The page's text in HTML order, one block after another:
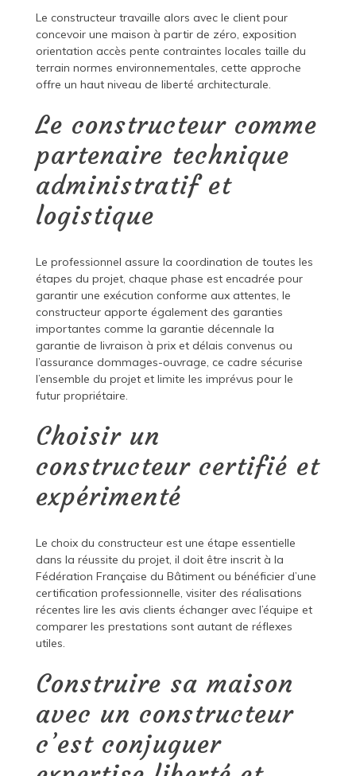
Le constructeur travaille alors avec le client pour
concevoir une maison à partir de zéro, exposition
orientation accès pente contraintes locales taille du
terrain normes environnementales, cette approche
offre un haut niveau de liberté architecturale.
Le constructeur comme
partenaire technique
administratif et
logistique
Le professionnel assure la coordination de toutes les
étapes du projet, chaque phase est encadrée pour
garantir une exécution conforme aux attentes, le
constructeur apporte également des garanties
importantes comme la garantie décennale la
garantie de livraison à prix et délais convenus ou
l’assurance dommages-ouvrage, ce cadre sécurise
l’ensemble du projet et limite les imprévus pour le
futur propriétaire.
Choisir un
constructeur certifié et
expérimenté
Le choix du constructeur est une étape essentielle
dans la réussite du projet, il doit être inscrit à la
Fédération Française du Bâtiment ou bénéficier d’une
certification professionnelle, visiter des réalisations
récentes lire les avis clients échanger avec l’équipe et
comparer les prestations sont autant de réflexes
utiles.
Construire sa maison
avec un constructeur
c’est conjuguer